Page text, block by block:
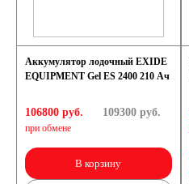
Аккумулятор лодочный EXIDE
EQUIPMENT Gel ES 2400 210 Ач
106800 руб.
при обмене
109300руб.
В корзину